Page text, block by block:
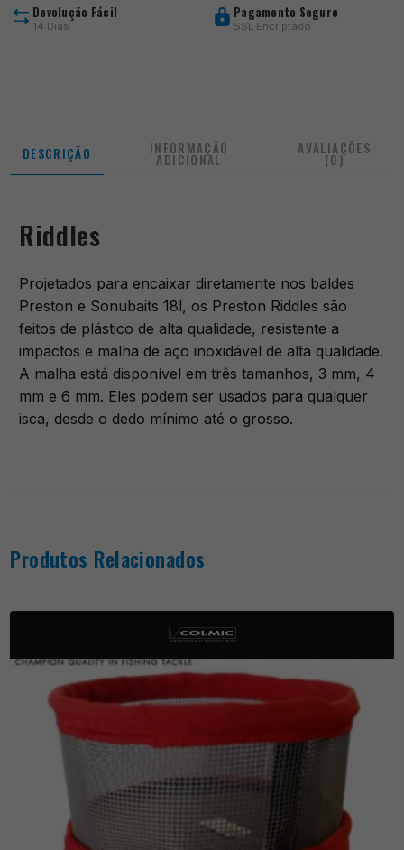
Devolução Fácil
14 Dias
Pagamento Seguro
SSL Encriptado
DESCRIÇÃO INFORMAÇÃO
ADICIONAL
AVALIAÇÕES
(0)
Riddles
Projetados para encaixar diretamente nos baldes
Preston e Sonubaits 18l, os Preston Riddles são
feitos de plástico de alta qualidade, resistente a
impactos e malha de aço inoxidável de alta qualidade.
A malha está disponível em três tamanhos, 3 mm, 4
mm e 6 mm. Eles podem ser usados para qualquer
isca, desde o dedo mínimo até o grosso.
Produtos Relacionados